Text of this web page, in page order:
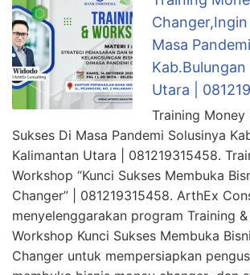
Changer,Ingin
Masa
Utara |
Training Money
Sukses Di Masa Pandemi Solusinya
Kalimantan Utara | 081219315458.
Workshop “Kunci Sukses Membuka
Changer” | 081219315458. ArthEx
menyelenggarakan program Training &
Workshop Kunci Sukses Membuka
Changer untuk mempersiapkan